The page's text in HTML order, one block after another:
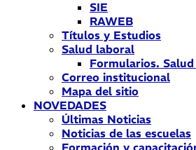
SIE
RAWEB
Títulos y Estudios
Salud laboral
Formularios.
Correo institucional
Mapa del sitio
NOVEDADES
Últimas Noticias
Noticias de las escuelas
Formación y